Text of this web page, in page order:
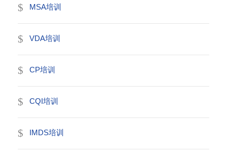
MSA培训
VDA培训
CP培训
CQI培训
IMDS培训